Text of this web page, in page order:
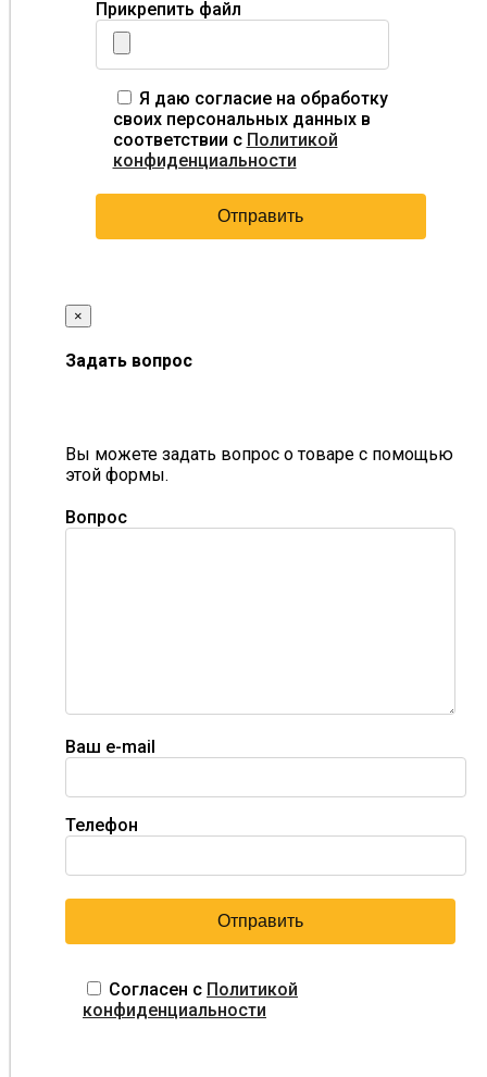
Прикрепить файл
Я даю согласие на обработку
своих персональных данных в
соответствии с Политикой
конфиденциальности
×
Задать вопрос
Вы можете задать вопрос о товаре с помощью
этой формы.
Вопрос
Ваш e-mail
Телефон
Согласен с Политикой
конфиденциальности